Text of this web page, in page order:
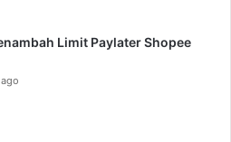
Limit Paylater Shopee